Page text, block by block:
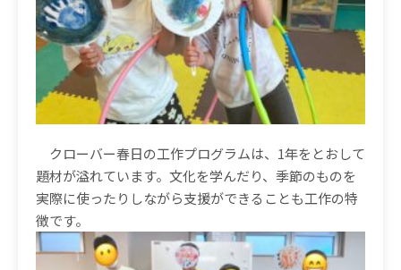
クローバー春日の工作プログラムは、 1年をとおして
題材が溢れています。文化を学んだり、季節のものを
実際に使ったりしながら支援ができることも工作の特
徴です。